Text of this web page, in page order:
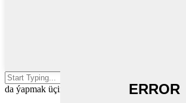
da ýapmak üçin ESC basyň